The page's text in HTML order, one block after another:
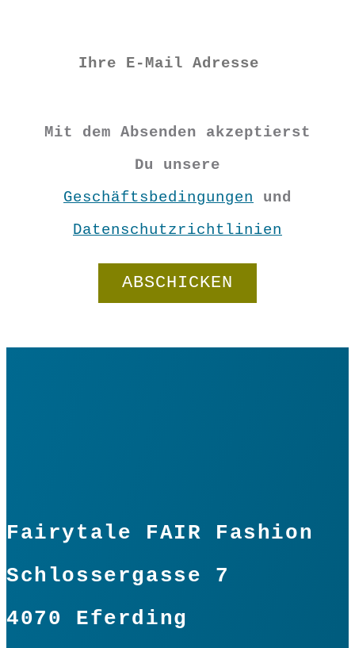
Material: Loktapapier
5,90
Vorrätig
Gedankensammler
Mit dem Absenden akzeptierst
Du unsere
Geschäftsbedingungen und
Datenschutzrichtlinien
Fairytale FAIR Fashion
Schlossergasse 7
4070 Eferding